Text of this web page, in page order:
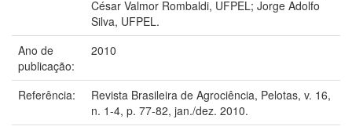
César Valmor Rombaldi, UFPEL; Jorge Adolfo
Silva, UFPEL.
Ano de
publicação:
2010
Referência:
Revista Brasileira de Agrociência, Pelotas, v. 16,
n. 1-4, p. 77-82, jan./dez. 2010.